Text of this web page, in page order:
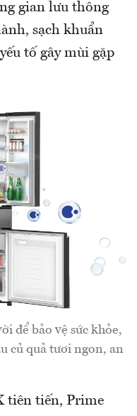
gian lưu thông
sạch khuẩn
tố gây mùi gặp
để bảo vệ sức khỏe,
củ quả tươi ngon, an
tiên tiến, Prime